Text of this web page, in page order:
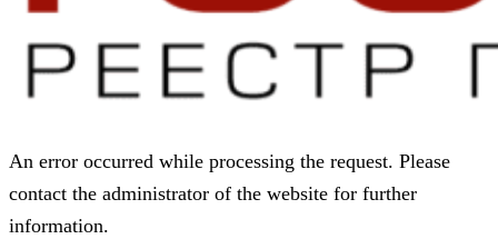
An error occurred while processing the request. Please
contact the administrator of the website for further
information.